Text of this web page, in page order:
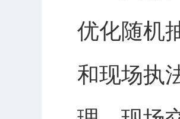
优化随机
和现场执